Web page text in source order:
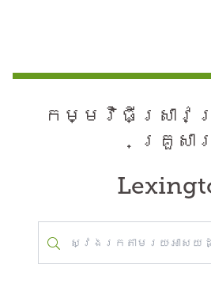
កម្មវិធី​ស្រាវ
គ្រួសារ